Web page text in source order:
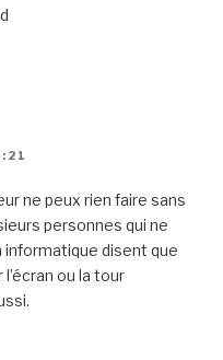
ne peux rien faire sans
personnes qui ne
informatique disent que
ou la tour